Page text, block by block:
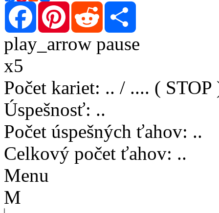
Facebook
Pinterest Reddit
play_arrow pause
x5
Počet kariet: .. / .... ( STOP
Úspešnosť: ..
Počet úspešných ťahov: ..
Celkový počet ťahov: ..
Menu
M